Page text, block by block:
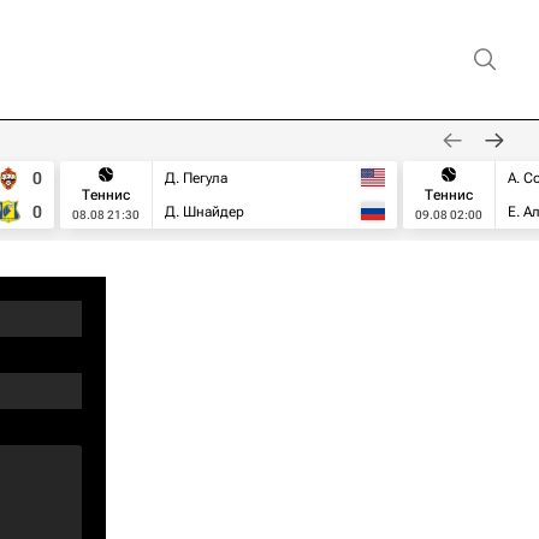
0
0
Теннис
08.08 21:30
Д. Пегула
Д. Шнайдер
Теннис
09.08 02:00
А.
Е.